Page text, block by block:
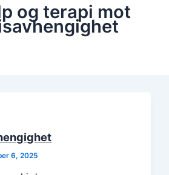
og terapi mot
6, 2025